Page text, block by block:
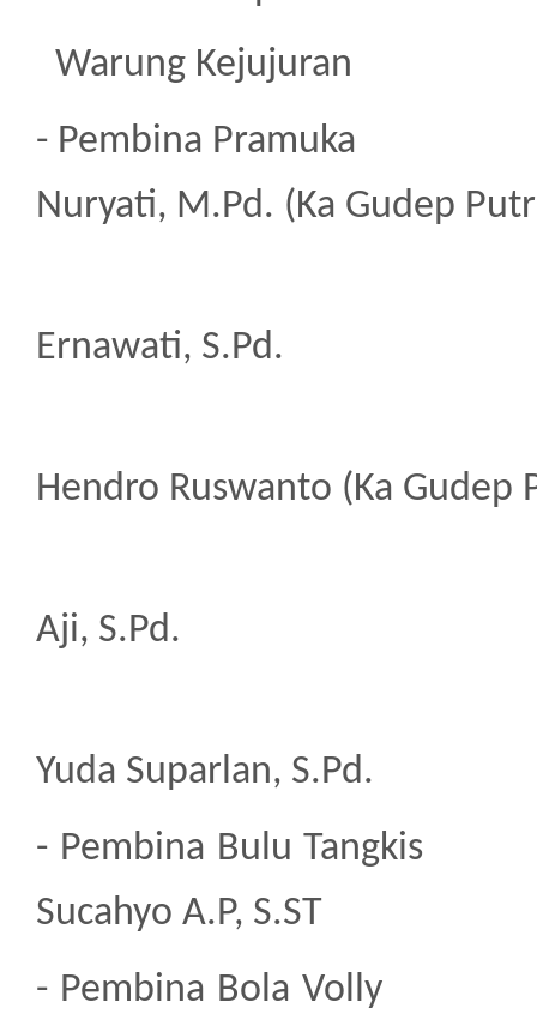
Warung
- Pembina
Nuryati, M.Pd. (Ka Gudep
Ernawati, S.Pd.
Hendro Ruswanto (Ka Gudep
Aji, S.Pd.
Yuda Suparlan, S.Pd.
- Pembina
Sucahyo A.P, S.ST
- Pembina